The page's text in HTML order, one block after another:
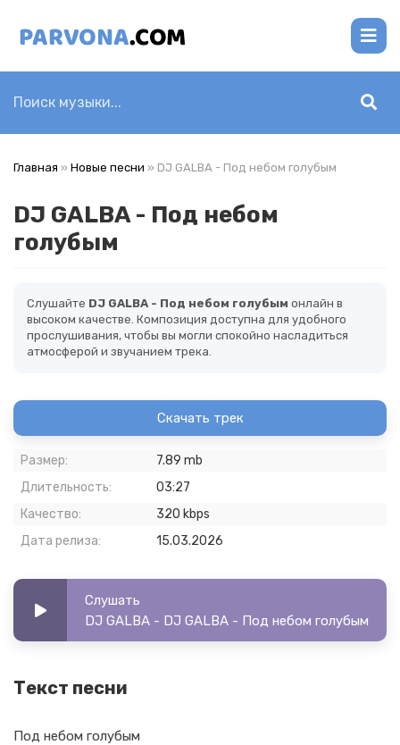
Главная » Новые песни » DJ GALBA - Под небом голубым
DJ GALBA - Под небом
голубым
Слушайте DJ GALBA - Под небом голубым онлайн в
высоком качестве. Композиция доступна для удобного
прослушивания, чтобы вы могли спокойно насладиться
атмосферой и звучанием трека.
Скачать трек
Размер:
7.89 mb
Длительность:
03:27
Качество:
320 kbps
Дата релиза:
15.03.2026
Слушать
DJ GALBA - DJ GALBA - Под небом голубым
Текст песни
Под небом голубым